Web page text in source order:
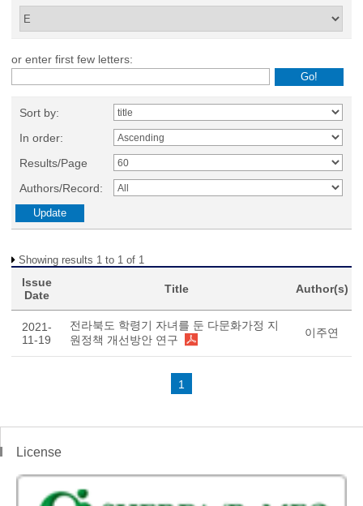
or enter first few letters:
Sort by:
In order:
Results/Page
Authors/Record:
Showing results 1 to 1 of 1
Issue
Date
Title Author(s)
2021-
11-19
전라북도 학령기 자녀를 둔 다문화가정 지
원정책 개선방안 연구
이주연
1
License